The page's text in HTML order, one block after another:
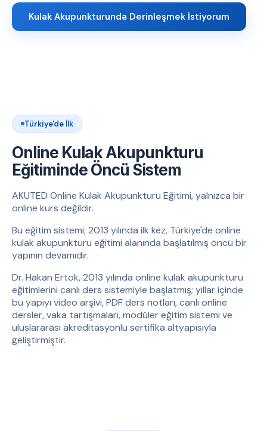
Kulak Akupunkturunda Derinleşmek İstiyorum
Türkiye'de İlk
Online Kulak Akupunkturu
Eğitiminde Öncü Sistem
AKUTED Online Kulak Akupunkturu Eğitimi, yalnızca bir
online kurs değildir.
Bu eğitim sistemi; 2013 yılında ilk kez, Türkiye'de online
kulak akupunkturu eğitimi alanında başlatılmış öncü bir
yapının devamıdır.
Dr. Hakan Ertok, 2013 yılında online kulak akupunkturu
eğitimlerini canlı ders sistemiyle başlatmış; yıllar içinde
bu yapıyı video arşivi, PDF ders notları, canlı online
dersler, vaka tartışmaları, modüler eğitim sistemi ve
uluslararası akreditasyonlu sertifika altyapısıyla
geliştirmiştir.